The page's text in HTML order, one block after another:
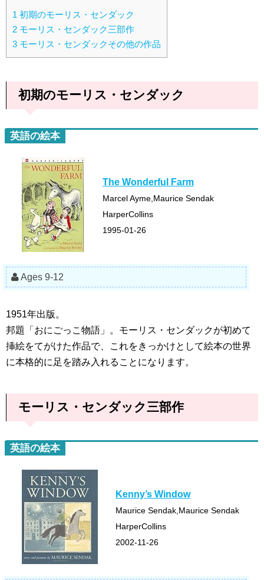
1 初期のモーリス・センダック
2 モーリス・センダック三部作
3 モーリス・センダックその他の作品
初期のモーリス・センダック
英語の絵本
The Wonderful Farm
Marcel Ayme,Maurice Sendak
HarperCollins
1995-01-26
Ages 9-12
1951年出版。
邦題「おにごっこ物語」。モーリス・センダックが初めて
挿絵をてがけた作品で、これをきっかけとして絵本の世界
に本格的に足を踏み入れることになります。
モーリス・センダック三部作
英語の絵本
Kenny’s Window
Maurice Sendak,Maurice Sendak
HarperCollins
2002-11-26